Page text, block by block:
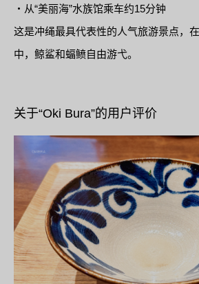
・从“美丽海”水族馆乘车约15分钟
这是冲绳最具代表性的人气旅游景点，
中，鲸鲨和蝠鲼自由游弋。
关于“Oki Bura”的用户评价